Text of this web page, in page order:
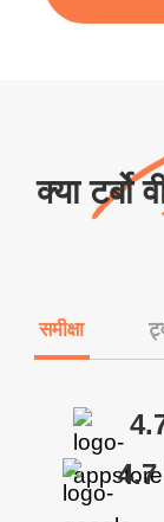
क्या टर्बो
समीक्षा
4.7